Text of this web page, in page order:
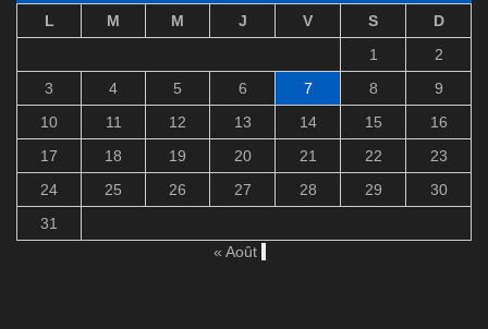
L
M M J V S
D
1
2
3
4 5 6 7 8
9
10
11 12 13 14 15
16
17
18 19 20 21 22
23
24
25 26 27 28 29
30
31
« Août